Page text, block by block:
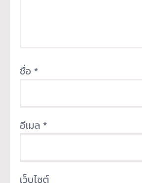
ชื่อ *
อีเมล *
เว็บไซต์